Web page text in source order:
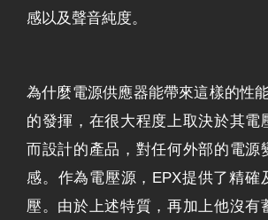
感以及聲音純度。
為什麼電源供應器能帶來這樣的性
的發揮，在很大程度上取決於其電
而設計的產品，對任何外部的電源
感。作為電壓源，EPX提供了精確
壓。由於上述特質，再加上他沒有